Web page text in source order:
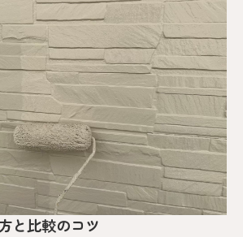
と比較のコツ